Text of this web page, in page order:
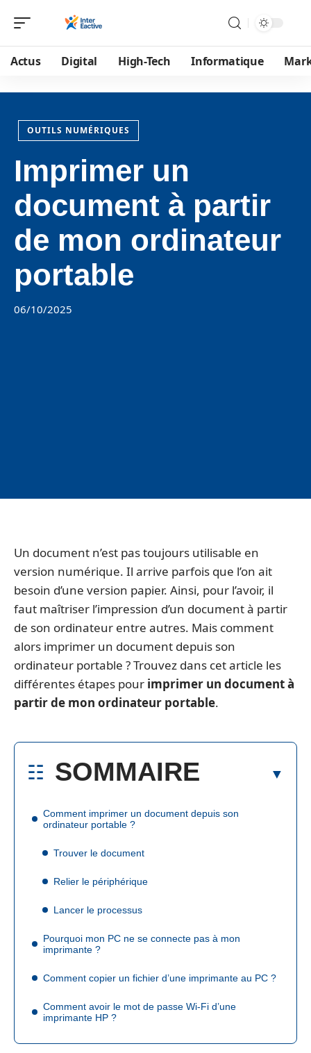
Actus Digital High-Tech Informatique
OUTILS NUMÉRIQUES
Imprimer un
document à partir
de mon ordinateur
portable
06/10/2025
Un document n’est pas toujours utilisable en
version numérique. Il arrive parfois que l’on ait
besoin d’une version papier. Ainsi, pour l’avoir, il
faut maîtriser l’impression d’un document à partir
de son ordinateur entre autres. Mais comment
alors imprimer un document depuis son
ordinateur portable ? Trouvez dans cet article les
différentes étapes pour imprimer un document à
partir de mon ordinateur portable.
SOMMAIRE
Comment imprimer un document depuis son
ordinateur portable ?
Trouver le document
Relier le périphérique
Lancer le processus
Pourquoi mon PC ne se connecte pas à mon
imprimante ?
Comment copier un fichier d’une imprimante au PC ?
Comment avoir le mot de passe Wi-Fi d’une
imprimante HP ?